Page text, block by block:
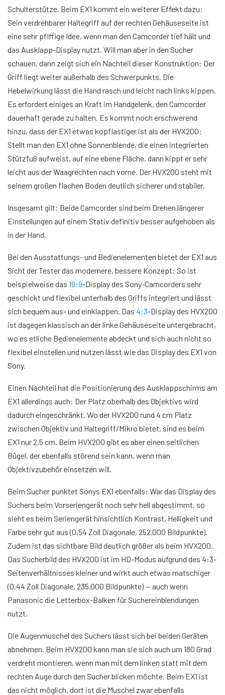
Schulterstütze. Beim EX1 kommt ein weiterer Effekt dazu:
Sein verdrehbarer Haltegriff auf der rechten Gehäuseseite ist
eine sehr pfiffige Idee, wenn man den Camcorder tief hält und
das Ausklapp-Display nutzt. Will man aber in den Sucher
schauen, dann zeigt sich ein Nachteil dieser Konstruktion: Der
Griff liegt weiter außerhalb des Schwerpunkts. Die
Hebelwirkung lässt die Hand rasch und leicht nach links kippen.
Es erfordert einiges an Kraft im Handgelenk, den Camcorder
dauerhaft gerade zu halten. Es kommt noch erschwerend
hinzu, dass der EX1 etwas kopflastiger ist als der HVX200:
Stellt man den EX1 ohne Sonnenblende, die einen integrierten
Stützfuß aufweist, auf eine ebene Fläche, dann kippt er sehr
leicht aus der Waagrechten nach vorne. Der HVX200 steht mit
seinem großen flachen Boden deutlich sicherer und stabiler.
Insgesamt gilt: Beide Camcorder sind beim Drehen längerer
Einstellungen auf einem Stativ definitiv besser aufgehoben als
in der Hand.
Bei den Ausstattungs- und Bedienelementen bietet der EX1 aus
Sicht der Tester das modernere, bessere Konzept: So ist
beispielweise das 16:9-Display des Sony-Camcorders sehr
geschickt und flexibel unterhalb des Griffs integriert und lässt
sich bequem aus- und einklappen. Das 4:3-Display des HVX200
ist dagegen klassisch an der linke Gehäuseseite untergebracht,
wo es etliche Bedienelemente abdeckt und sich auch nicht so
flexibel einstellen und nutzen lässt wie das Display des EX1 von
Sony.
Einen Nachteil hat die Positionierung des Ausklappschirms am
EX1 allerdings auch: Der Platz oberhalb des Objektivs wird
dadurch eingeschränkt. Wo der HVX200 rund 4 cm Platz
zwischen Objektiv und Haltegriff/Mikro bietet, sind es beim
EX1 nur 2,5 cm. Beim HVX200 gibt es aber einen seitlichen
Bügel, der ebenfalls störend sein kann, wenn man
Objektivzubehör einsetzen will.
Beim Sucher punktet Sonys EX1 ebenfalls: War das Display des
Suchers beim Vorseriengerät noch sehr hell abgestimmt, so
sieht es beim Seriengerät hinsichtlich Kontrast, Helligkeit und
Farbe sehr gut aus (0,54 Zoll Diagonale, 252.000 Bildpunkte).
Zudem ist das sichtbare Bild deutlich größer als beim HVX200.
Das Sucherbild des HVX200 ist im HD-Modus aufgrund des 4:3-
Seitenverhältnisses kleiner und wirkt auch etwas matschiger
(0,44 Zoll Diagonale, 235.000 Bildpunkte) — auch wenn
Panasonic die Letterbox-Balken für Suchereinblendungen
nutzt.
Die Augenmuschel des Suchers lässt sich bei beiden Geräten
abnehmen. Beim HVX200 kann man sie sich auch um 180 Grad
verdreht montieren, wenn man mit dem linken statt mit dem
rechten Auge durch den Sucher blicken möchte. Beim EX1 ist
das nicht möglich, dort ist die Muschel zwar ebenfalls